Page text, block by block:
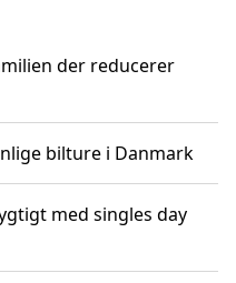
der reducerer
bilture i Danmark
med singles day